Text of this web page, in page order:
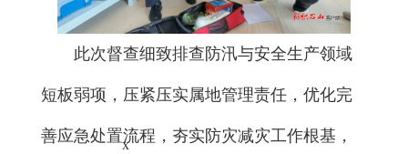
此次督查细致排查防汛与安全生产领域
短板弱项，压紧压实属地管理责任，优化完
善应急处置流程，夯实防灾减灾工作根基，
x